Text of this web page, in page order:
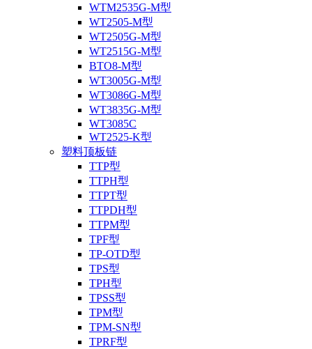
WTM2535G-M型
WT2505-M型
WT2505G-M型
WT2515G-M型
BTO8-M型
WT3005G-M型
WT3086G-M型
WT3835G-M型
WT3085C
WT2525-K型
塑料顶板链
TTP型
TTPH型
TTPT型
TTPDH型
TTPM型
TPF型
TP-OTD型
TPS型
TPH型
TPSS型
TPM型
TPM-SN型
TPRF型